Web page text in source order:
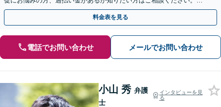
ストな解決策を提案いたします。
料金表を見る
電話でお問い合わせ メールでお問い合わせ
小山 秀 弁護
士
インタビューを見
る